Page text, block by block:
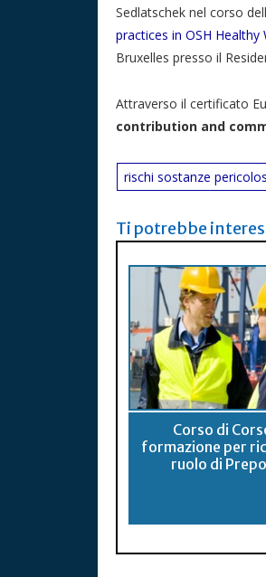
Sedlatschek nel corso
practices in OSH Healthy
Bruxelles presso il
Attraverso il certificato
contribution and
rischi sostanze
Ti potrebbe
Corso di
formazione per
ruolo di